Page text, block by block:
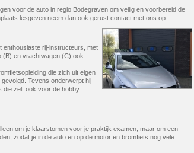
voor de auto in regio Bodegraven om veilig en voorbereid de
lesgeven neem dan ook gerust contact met ons op.
enthousiaste rij-instructeurs, met
(B) en vrachtwagen (C) ook
die zich uit eigen
Tevens onderwerpt hij
die zelf ook voor de hobby
om je klaarstomen voor je praktijk examen, maar om een
zodat je in de auto en op de motor en bromfiets nog vele